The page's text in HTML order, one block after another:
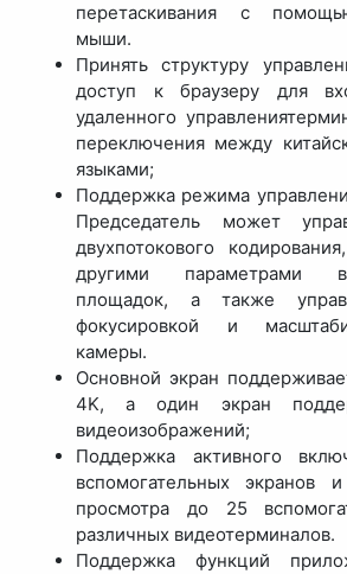
перетаскивания с
мыши.
Принять структуру
доступ к браузеру для
удаленного
переключения между
языками;
Поддержка режима
Председатель может
двухпотокового
другими параметрами
площадок, а также
фокусировкой и
камеры.
Основной экран
4K, а один экран
видеоизображений;
Поддержка активного
вспомогательных экранов
просмотра до 25
различных видеотерминалов.
Поддержка функций